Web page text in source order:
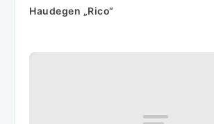
Haudegen „Rico“